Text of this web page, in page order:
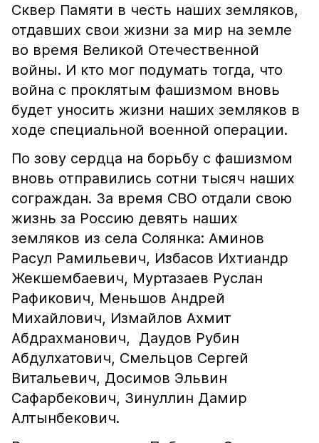
Сквер Памяти в честь наших земляков,
отдавших свои жизни за мир на земле
во время Великой Отечественной
войны. И кто мог подумать тогда, что
война с проклятым фашизмом вновь
будет уносить жизни наших земляков в
ходе специальной военной операции.
По зову сердца на борьбу с фашизмом
вновь отправились сотни тысяч наших
сограждан. За время СВО отдали свою
жизнь за Россию девять наших
земляков из села Солянка: Аминов
Расул Рамильевич, Избасов Ихтиандр
Жекшембаевич, Муртазаев Руслан
Рафикович, Меньшов Андрей
Михайлович, Измайлов Ахмит
Абдрахманович, Даудов Рубин
Абдулхатович, Смельцов Сергей
Витальевич, Досимов Эльвин
Сафарбекович, Зинуллин Дамир
Алтынбекович.